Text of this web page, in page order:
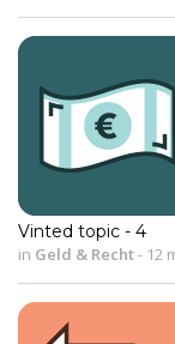
Vinted topic - 4
in Geld & Recht- 12